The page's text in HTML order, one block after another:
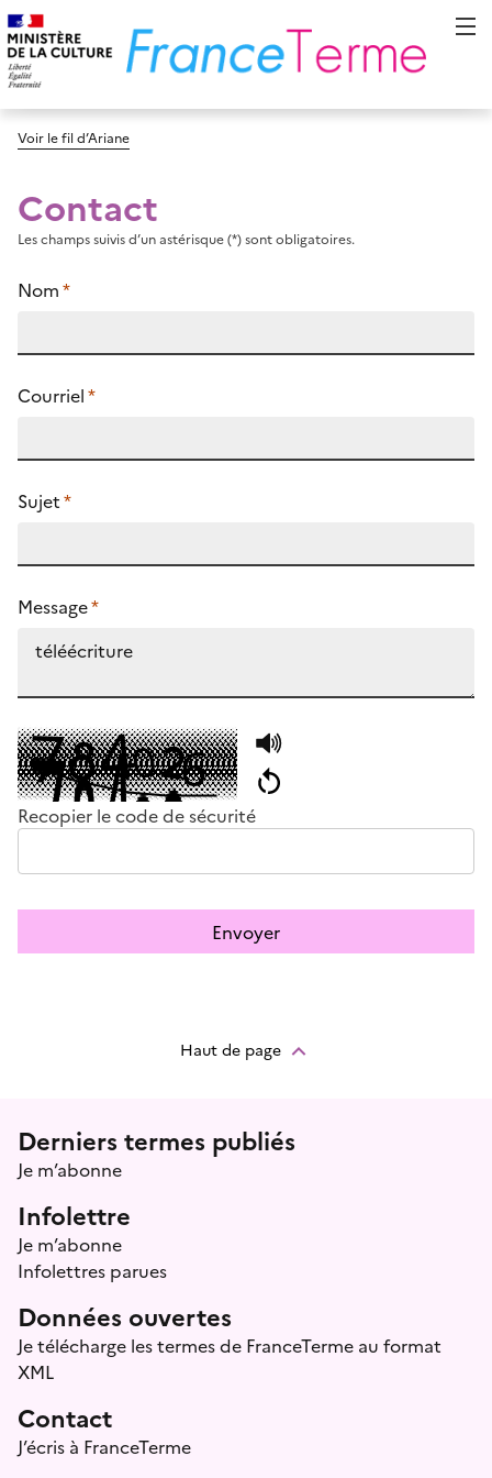
Voir le fil d’Ariane
Contact
Les champs suivis d’un astérisque (*) sont obligatoires.
Nom*
Courriel*
Sujet*
Message*
Recopier le code de sécurité
Envoyer
Haut de page
Menu prefooter
Derniers termes publiés
Je m’abonne
Infolettre
Je m’abonne
Infolettres parues
Données ouvertes
Je télécharge les termes de FranceTerme au format
XML
Contact
J’écris à FranceTerme